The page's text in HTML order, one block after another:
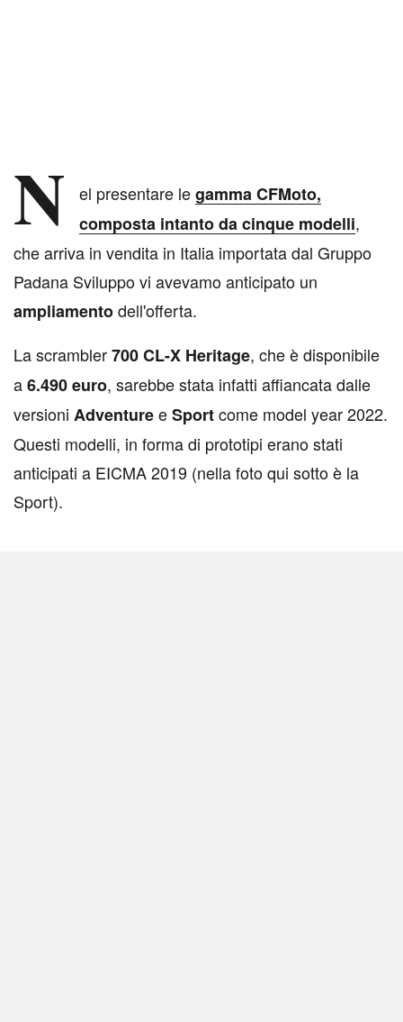
N el presentare legamma CFMoto,
composta intanto da cinque modelli,
che arriva in vendita in Italia importata dal Gruppo
Padana Sviluppo vi avevamo anticipato un
ampliamentodell'offerta.
La scrambler700 CL-X Heritage, che è disponibile
a6.490 euro, sarebbe stata infatti affiancata dalle
versioni AdventureeSportcome model year 2022.
Questi modelli, in forma di prototipi erano stati
anticipati a EICMA 2019 (nella foto qui sotto è la
Sport).